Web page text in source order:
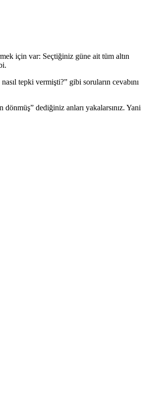
için var: Seçtiğiniz güne ait tüm altın
tepki vermişti?” gibi soruların cevabını
dediğiniz anları yakalarsınız. Yani